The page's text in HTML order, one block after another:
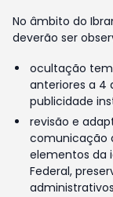
No âmbito do
deverão ser
ocultação
anteriores a 4
publicidade
revisão e
comunicação
elementos da
Federal,